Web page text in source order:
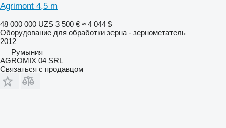
Agrimont 4,5 m
48 000 000 UZS 3 500 € ≈ 4 044 $
Оборудование для обработки зерна - зернометатель
2012
Румыния
AGROMIX 04 SRL
Связаться с продавцом